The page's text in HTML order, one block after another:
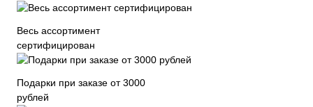
Весь ассортимент
сертифицирован
Подарки при заказе от 3000
рублей